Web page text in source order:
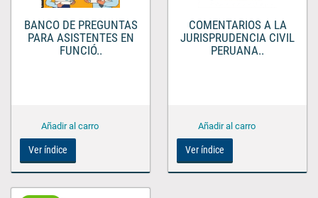
BANCO DE PREGUNTAS
PARA ASISTENTES EN
FUNCIÓ..
Ver índice
COMENTARIOS A LA
JURISPRUDENCIA CIVIL
PERUANA..
Ver índice